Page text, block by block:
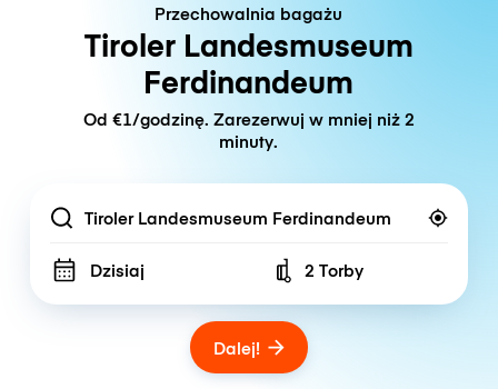
Przechowalnia bagażu
Tiroler Landesmuseum
Ferdinandeum
Od €1/godzinę. Zarezerwuj w mniej niż 2
minuty.
Location
Dzisiaj Number of bags
2 Torby
Dalej!